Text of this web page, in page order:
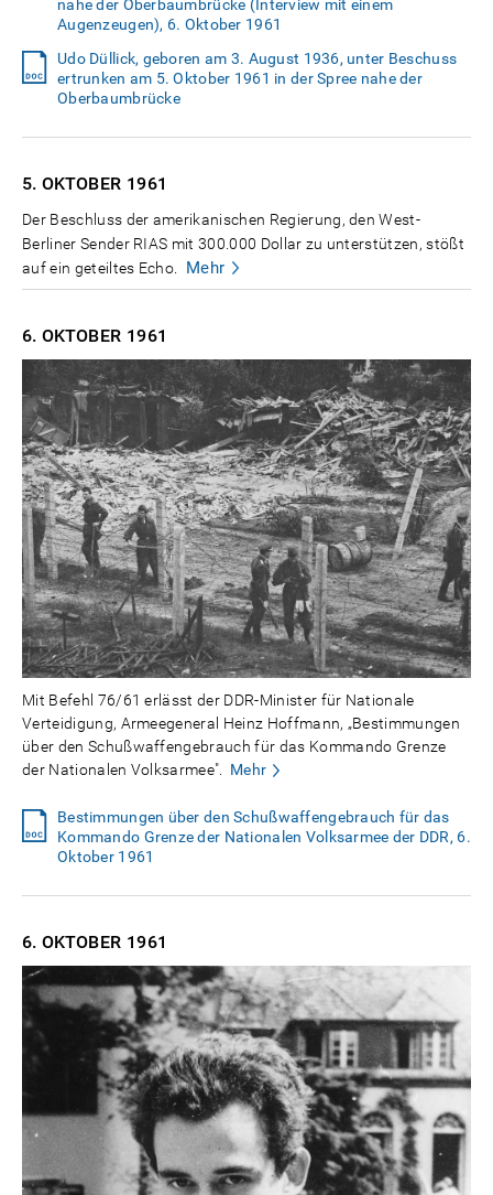
nahe der Oberbaumbrücke (Interview mit einem
Augenzeugen), 6. Oktober 1961
Udo Düllick, geboren am 3. August 1936, unter Beschuss
ertrunken am 5. Oktober 1961 in der Spree nahe der
Oberbaumbrücke
5. OKTOBER 1961
Der Beschluss der amerikanischen Regierung, den West-
Berliner Sender RIAS mit 300.000 Dollar zu unterstützen, stößt
auf ein geteiltes Echo.
Mehr
6. OKTOBER 1961
Mit Befehl 76/61 erlässt der DDR-Minister für Nationale
Verteidigung, Armeegeneral Heinz Hoffmann, „Bestimmungen
über den Schußwaffengebrauch für das Kommando Grenze
der Nationalen Volksarmee". Mehr
Bestimmungen über den Schußwaffengebrauch für das
Kommando Grenze der Nationalen Volksarmee der DDR, 6.
Oktober 1961
6. OKTOBER 1961